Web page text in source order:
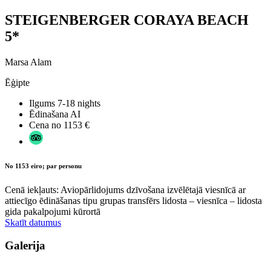
STEIGENBERGER CORAYA BEACH
5*
Marsa Alam
Ēģipte
Ilgums 7-18 nights
Ēdinašana AI
Cena no 1153 €
No 1153 eiro; par personu
Cenā iekļauts: Aviopārlidojums dzīvošana izvēlētajā viesnīcā ar
attiecīgo ēdināšanas tipu grupas transfērs lidosta – viesnīca – lidosta
gida pakalpojumi kūrortā
Skatīt datumus
Galerija